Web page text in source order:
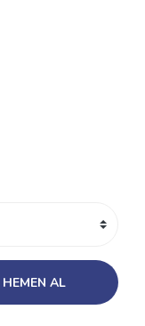
HEMEN AL